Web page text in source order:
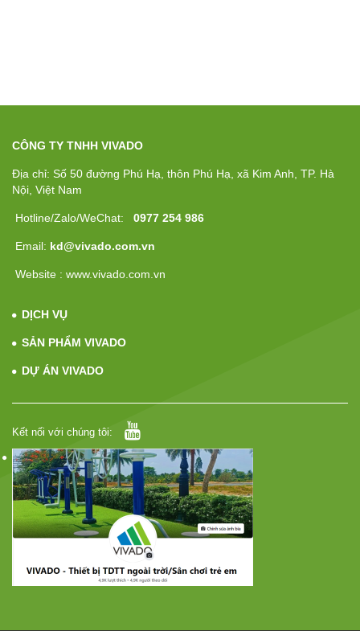
CÔNG TY TNHH VIVADO
Địa chỉ: Số 50 đường Phú Hạ, thôn Phú Hạ, xã Kim Anh, TP. Hà
Nội, Việt Nam
Hotline/Zalo/WeChat: 0977 254 986
Email: kd@vivado.com.vn
Website : www.vivado.com.vn
DỊCH VỤ
SẢN PHẨM VIVADO
DỰ ÁN VIVADO
Kết nối với chúng tôi: